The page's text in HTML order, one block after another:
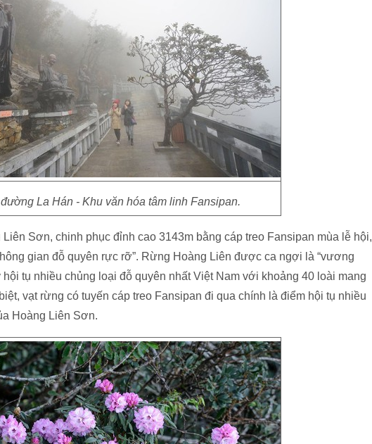
La Hán - Khu văn hóa tâm linh Fansipan.
Sơn, chinh phục đỉnh cao 3143m bằng cáp treo Fansipan mùa lễ hội,
gian đỗ quyên rực rỡ”. Rừng Hoàng Liên được ca ngợi là “vương
tụ nhiều chủng loại đỗ quyên nhất Việt Nam với khoảng 40 loài mang
vạt rừng có tuyến cáp treo Fansipan đi qua chính là điểm hội tụ nhiều
Hoàng Liên Sơn.